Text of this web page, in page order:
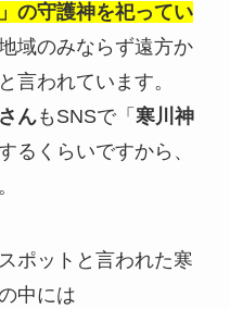
の守護神を祀ってい
域のみならず遠方か
言われています。
んもSNSで「 寒川神
るくらいですから、
ポットと言われた寒
中には